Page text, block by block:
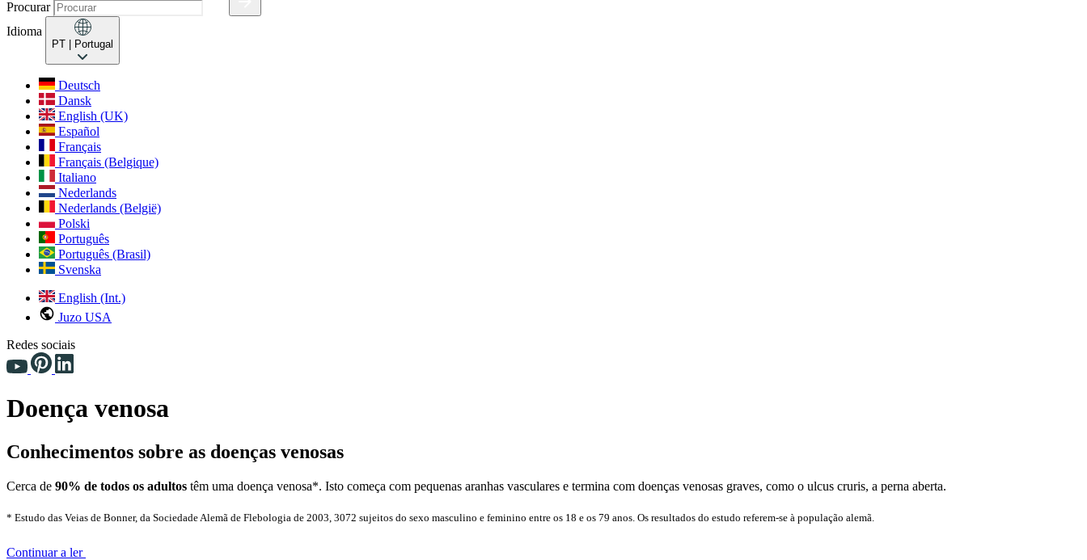
Procurar
Idioma
PT | Portugal
Deutsch
Dansk
English (UK)
Español
Français
Français (Belgique)
Italiano
Nederlands
Nederlands (België)
Polski
Português
Português (Brasil)
Svenska
English (Int.)
Juzo USA
Redes sociais
Doença venosa
Conhecimentos sobre as doenças venosas
Cerca de 90% de todos os adultos têm uma doença venosa*. Isto começa com pequenas aranhas vasculares e termina com doenças venosas graves, como o ulcus cruris, a perna aberta.
* Estudo das Veias de Bonner, da Sociedade Alemã de Flebologia de 2003, 3072 sujeitos do sexo masculino e feminino entre os 18 e os 79 anos. Os resultados do estudo referem-se à população alemã.
Continuar a ler